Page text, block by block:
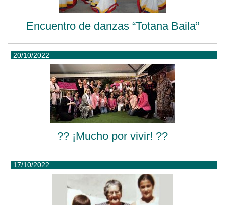
Encuentro de danzas “Totana Baila”
20/10/2022
?? ¡Mucho por vivir! ??
17/10/2022